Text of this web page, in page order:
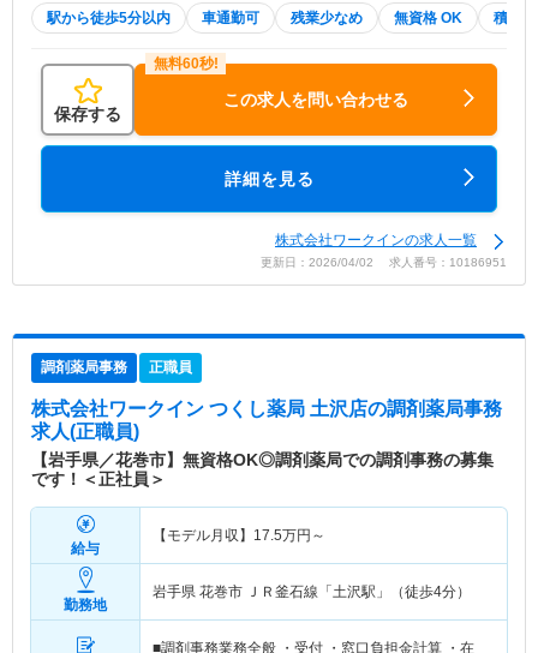
駅から徒歩5分以内 車通勤可 残業少なめ 無資格 OK 積極
保存する
この求人を問い合わせる
詳細を見る
株式会社ワークインの求人一覧
更新日：2026/04/02 求人番号：10186951
調剤薬局事務 正職員
株式会社ワークイン つくし薬局 土沢店の調剤薬局事務
求人(正職員)
【岩手県／花巻市】無資格OK◎調剤薬局での調剤事務の募集
です！＜正社員＞
給与
【モデル月収】 17.5万円～
勤務地
岩手県 花巻市 ＪＲ釜石線「土沢駅」（徒歩4分）
■調剤事務業務全般 ・受付 ・窓口負担金計算 ・在